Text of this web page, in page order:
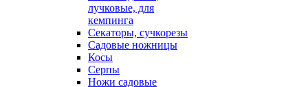
лучковые, для
кемпинга
Секаторы, сучкорезы
Садовые ножницы
Косы
Серпы
Ножи садовые